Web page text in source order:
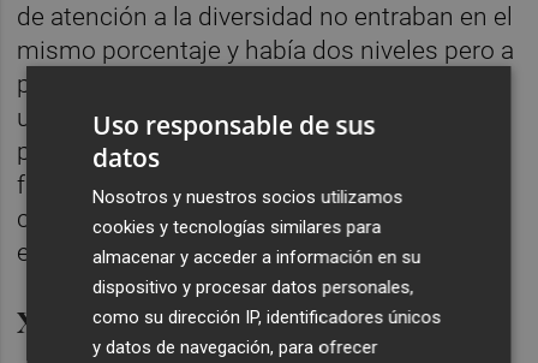
de atención a la diversidad no entraban en el
mismo porcentaje y había dos niveles pero a
partir del cambio en el decreto de admisión,
uno de los mayores éxitos de modelo, las
personas entran en un centro o en otro en
función de la puntuación y no son los
centros los que eligen a los alumnos", ha
expresado.
Xarxa Llibres
Uso responsable de sus
datos
Nosotros y nuestros socios utilizamos
cookies y tecnologías similares para
almacenar y acceder a información en su
dispositivo y procesar datos personales,
como su dirección IP, identificadores únicos
y datos de navegación, para ofrecer